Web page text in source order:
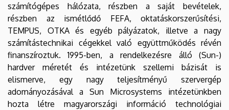
számítógépes hálózata, részben a saját bevételek,
részben az ismétlődő FEFA, oktatáskorszerűsítési,
TEMPUS, OTKA és egyéb pályázatok, illetve a nagy
számítástechnikai cégekkel való együttműködés révén
finanszíroztuk. 1995-ben, a rendelkezésre álló (Sun-)
hardver méretét és intézetünk szellemi bázisát is
elismerve, egy nagy teljesítményű szervergép
adományozásával a Sun Microsystems intézetünkben
hozta létre magyarországi információ technológiai